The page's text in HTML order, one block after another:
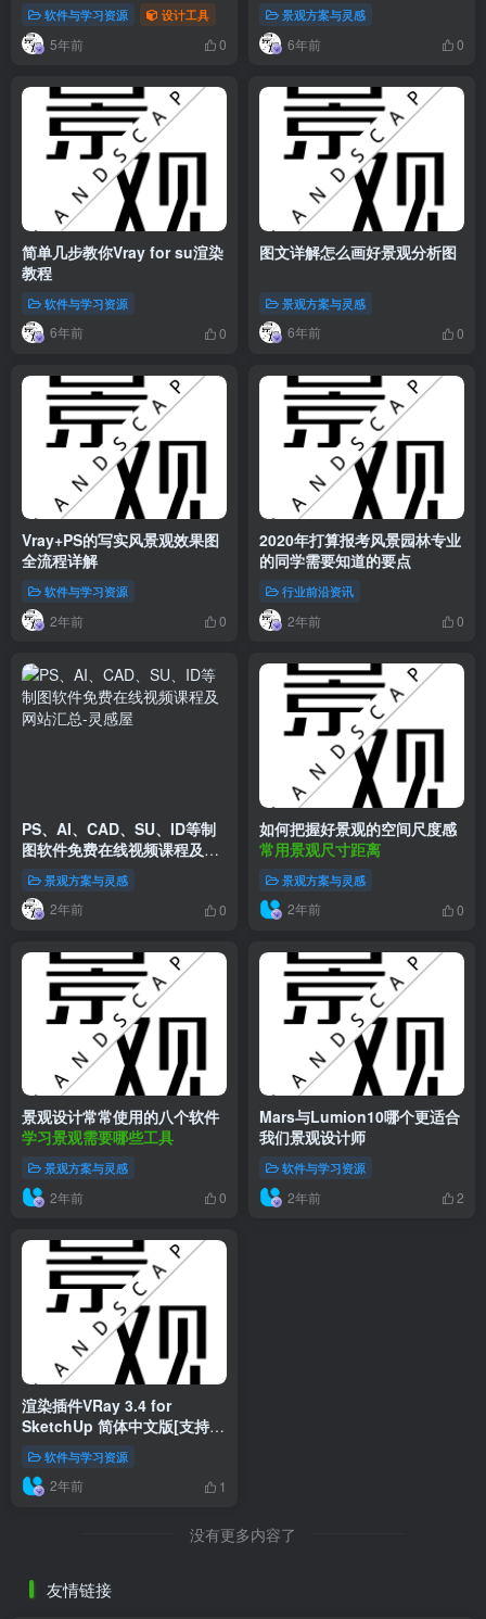
3ds Max中文破解版
软件与学习资源 设计工具
5年前 0
景观方案与灵感
6年前 0
简单几步教你Vray for su渲染
教程
软件与学习资源
6年前 0
图文详解怎么画好景观分析图
景观方案与灵感
6年前 0
Vray+PS的写实风景观效果图
全流程详解
软件与学习资源
2年前 0
2020年打算报考风景园林专业
的同学需要知道的要点
行业前沿资讯
2年前 0
PS、AI、CAD、SU、ID等制
图软件免费在线视频课程及网
景观方案与灵感
2年前 0
如何把握好景观的空间尺度感
常用景观尺寸距离
景观方案与灵感
2年前 0
景观设计常常使用的八个软件
学习景观需要哪些工具
景观方案与灵感
2年前 0
Mars与Lumion10哪个更适合
我们景观设计师
软件与学习资源
2年前 2
渲染插件VRay 3.4 for
SketchUp 简体中文版[支持
SketchUp2015、2016、
2017、2018]
软件与学习资源
2年前 1
没有更多内容了
友情链接